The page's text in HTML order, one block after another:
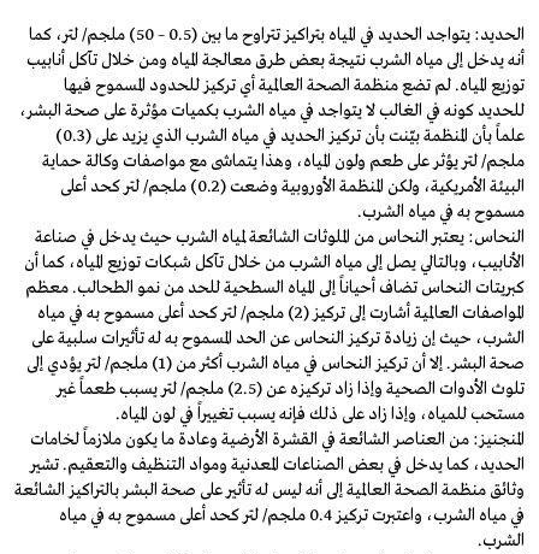
الحديد: يتواجد الحديد في المياه بتراكيز تتراوح ما بين (0.5 – 50) ملجم/ لتر، كما
أنه يدخل إلى مياه الشرب نتيجة بعض طرق معالجة المياه ومن خلال تآكل أنابيب
توزيع المياه. لم تضع منظمة الصحة العالمية أي تركيز للحدود المسموح فيها
للحديد كونه في الغالب لا يتواجد في مياه الشرب بكميات مؤثرة على صحة البشر،
علماً بأن المنظمة بيّنت بأن تركيز الحديد في مياه الشرب الذي يزيد على (0.3)
ملجم/ لتر يؤثر على طعم ولون المياه، وهذا يتماشى مع مواصفات وكالة حماية
البيئة الأمريكية، ولكن المنظمة الأوروبية وضعت (0.2) ملجم/ لتر كحد أعلى
مسموح به في مياه الشرب.
النحاس: يعتبر النحاس من الملوثات الشائعة لمياه الشرب حيث يدخل في صناعة
الأنابيب، وبالتالي يصل إلى مياه الشرب من خلال تآكل شبكات توزيع المياه، كما أن
كبريتات النحاس تضاف أحياناً إلى المياه السطحية للحد من نمو الطحالب. معظم
المواصفات العالمية أشارت إلى تركيز (2) ملجم/ لتر كحد أعلى مسموح به في مياه
الشرب، حيث إن زيادة تركيز النحاس عن الحد المسموح به له تأثيرات سلبية على
صحة البشر. إلا أن تركيز النحاس في مياه الشرب أكثر من (1) ملجم/ لتر يؤدي إلى
تلوث الأدوات الصحية وإذا زاد تركيزه عن (2.5) ملجم/ لتر يسبب طعماً غير
مستحب للمياه، وإذا زاد على ذلك فإنه يسبب تغييراً في لون المياه.
المنجنيز: من العناصر الشائعة في القشرة الأرضية وعادة ما يكون ملازماً لخامات
الحديد، كما يدخل في بعض الصناعات المعدنية ومواد التنظيف والتعقيم. تشير
وثائق منظمة الصحة العالمية إلى أنه ليس له تأثير على صحة البشر بالتراكيز الشائعة
في مياه الشرب، واعتبرت تركيز 0.4 ملجم/ لتر كحد أعلى مسموح به في مياه
الشرب.